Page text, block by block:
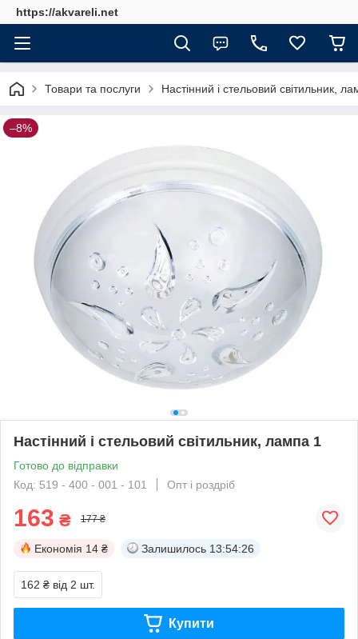
https://akvareli.net
Товари та послуги Настінний і стельовий світильник,
–8%
Настінний і стельовий світильник, лампа 1
Готово до відправки
Код: 519 - 400 - 001 - 101
Опт і роздріб
163 ₴ 177 ₴
Економія 14 ₴ Залишилось 13:54:26
162 ₴ від 2 шт.
Купити